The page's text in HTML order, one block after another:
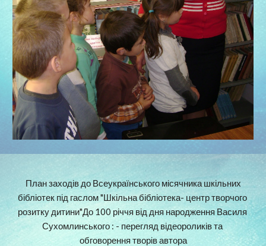
бібліотек під гаслом "Шкільна бібліотека- центр творчого
розитку дитини"До 100 річчя від дня народження Василя
Сухомлинського : - перегляд відеороликів та
обговорення творів автора